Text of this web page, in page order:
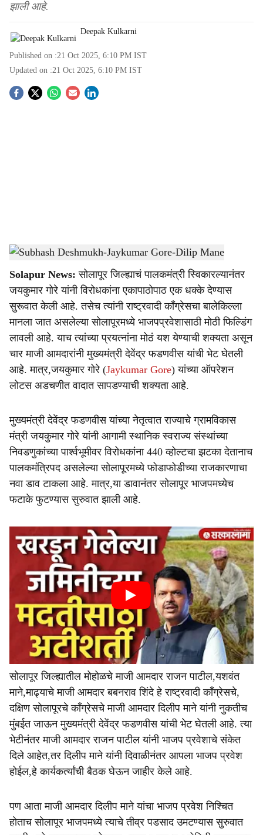
झाली आहे.
Deepak Kulkarni
Published on :21 Oct 2025, 6:10 PM IST
Updated on :21 Oct 2025, 6:10 PM IST
S
a
r
e
Subhash Deshmukh-Jaykumar Gore-Dilip Mane-Sarkarnama
Solapur News: सोलापूर जिल्ह्याचं पालकमंत्री स्विकारल्यानंतर
जयकुमार गोरे यांनी विरोधकांना एकापाठोपाठ एक धक्के देण्यास
सुरूवात केली आहे. तसेच त्यांनी राष्ट्रवादी काँग्रेसचा बालेकिल्ला
मानला जात असलेल्या सोलापूरमध्ये भाजपप्रवेशासाठी मोठी फिल्डिंग
लावली आहे. याच त्यांच्या प्रयत्नांना मोठं यश येण्याची शक्यता असून
चार माजी आमदारांनी मुख्यमंत्री देवेंद्र फडणवीस यांची भेट घेतली
आहे. मात्र,जयकुमार गोरे (Jaykumar Gore) यांच्या ऑपरेशन
लोटस अडचणीत वादात सापडण्याची शक्यता आहे.
मुख्यमंत्री देवेंद्र फडणवीस यांच्या नेतृत्वात राज्याचे ग्रामविकास
मंत्री जयकुमार गोरे यांनी आगामी स्थानिक स्वराज्य संस्थांच्या
निवडणुकांच्या पार्श्वभूमीवर विरोधकांना 440 व्होल्टचा झटका देतानाच
पालकमंत्रिपद असलेल्या सोलापूरमध्ये फोडाफोडीच्या राजकारणाचा
नवा डाव टाकला आहे. मात्र,या डावानंतर सोलापूर भाजपमध्येच
फटाके फुटण्यास सुरुवात झाली आहे.
सोलापूर जिल्ह्यातील मोहोळचे माजी आमदार राजन पाटील,यशवंत
माने,माढ्याचे माजी आमदार बबनराव शिंदे हे राष्ट्रवादी काँग्रेसचे,
दक्षिण सोलापूरचे काँग्रेसचे माजी आमदार दिलीप माने यांनी नुकतीच
मुंबईत जाऊन मुख्यमंत्री देवेंद्र फडणवीस यांची भेट घेतली आहे. त्या
भेटीनंतर माजी आमदार राजन पाटील यांनी भाजप प्रवेशाचे संकेत
दिले आहेत,तर दिलीप माने यांनी दिवाळीनंतर आपला भाजप प्रवेश
होईल,हे कार्यकर्त्यांची बैठक घेऊन जाहीर केले आहे.
पण आता माजी आमदार दिलीप माने यांचा भाजप प्रवेश निश्चित
होताच सोलापूर भाजपमध्ये त्याचे तीव्र पडसाद उमटण्यास सुरुवात